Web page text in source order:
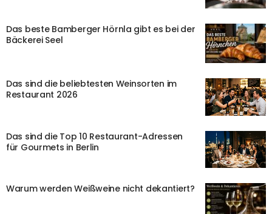
Das beste Bamberger Hörnla gibt es bei der
Bäckerei Seel
Das sind die beliebtesten Weinsorten im
Restaurant 2026
Das sind die Top 10 Restaurant-Adressen
für Gourmets in Berlin
Warum werden Weißweine nicht dekantiert?